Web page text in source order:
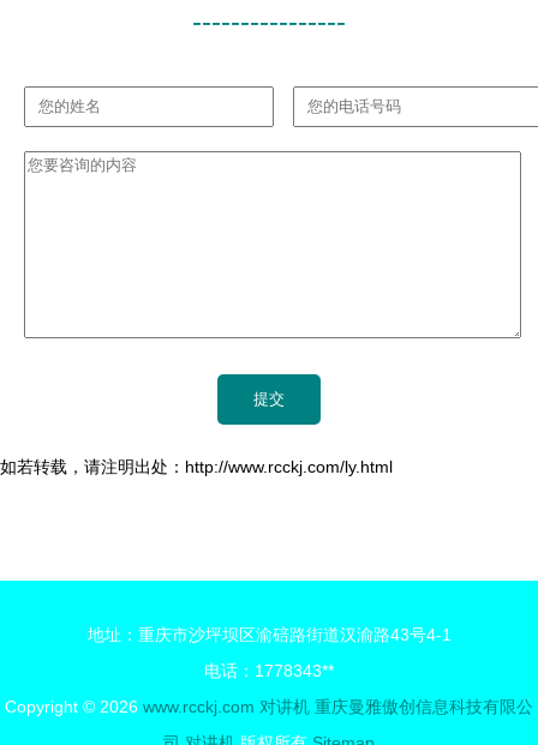
----------------
如若转载，请注明出处：http://www.rcckj.com/ly.html
地址：重庆市沙坪坝区渝碚路街道汉渝路43号4-1
电话：1778343**
Copyright © 2026 www.rcckj.com 对讲机 重庆曼雅傲创信息科技有限公